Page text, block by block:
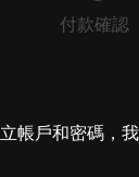
付款確認
帳戶和密碼，